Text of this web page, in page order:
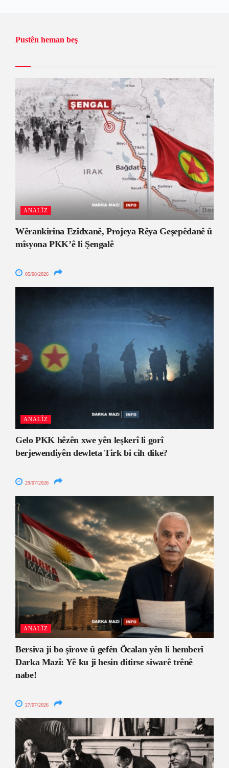
Pustên heman beş
ANALÎZ
Wêrankirina Ezîdxanê, Projeya Rêya Geşepêdanê û
mîsyona PKK’ê li Şengalê
05/08/2026
ANALÎZ
Gelo PKK hêzên xwe yên leşkerî li gorî
berjewendiyên dewleta Tirk bi cih dike?
29/07/2026
ANALÎZ
Bersiva ji bo şîrove û gefên Öcalan yên li hemberî
Darka Mazî: Yê ku ji hesin ditirse siwarê trênê
nabe!
27/07/2026